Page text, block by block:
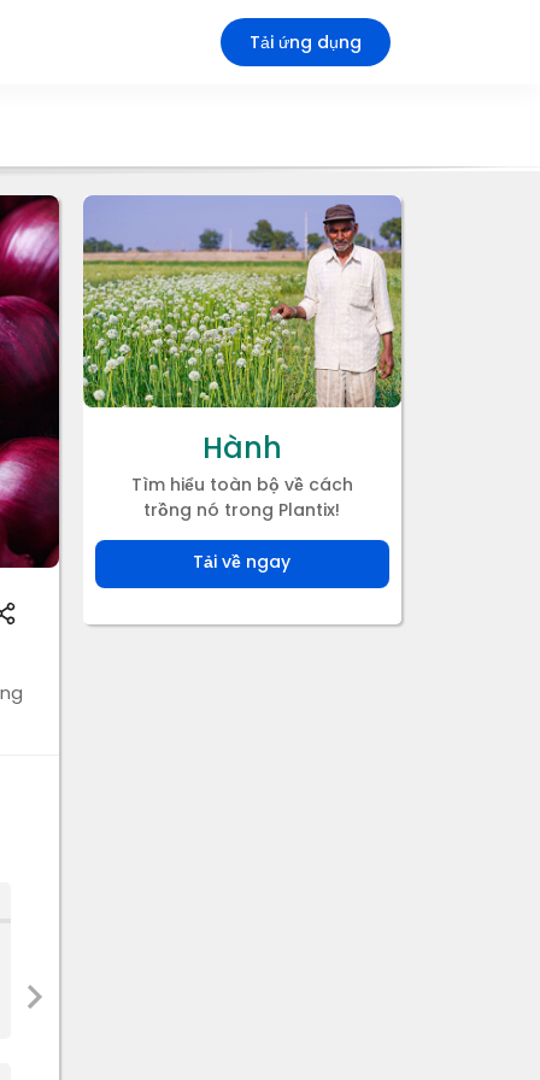
Tải ứng dụng
Hành
Tìm hiểu toàn bộ về cách
trồng nó trong Plantix!
Tải về ngay